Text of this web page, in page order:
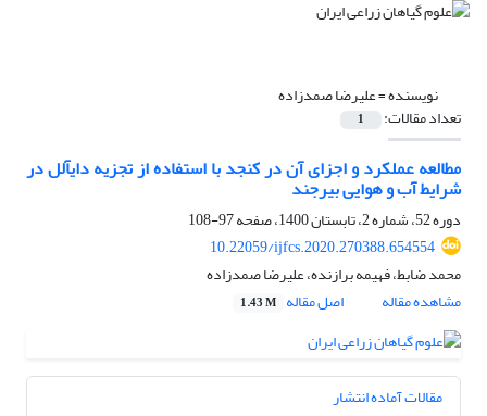
نویسنده =علیرضا صمدزاده
تعداد مقالات: 1
مطالعه عملکرد و اجزای آن در کنجد با استفاده از تجزیه دای‏آلل در
شرایط آب و هوایی بیرجند
دوره 52، شماره 2، تابستان 1400، صفحه
97-108
10.22059/ijfcs.2020.270388.654554
محمد ضابط، فهیمه برازنده، علیرضا صمدزاده
مشاهده مقاله
اصل مقاله 1.43 M
مقالات آماده انتشار